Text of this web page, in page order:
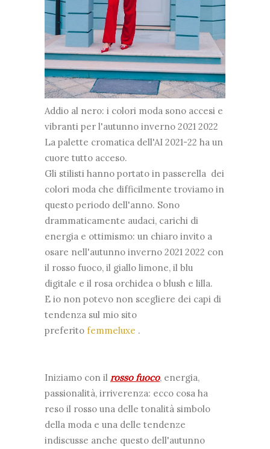
Addio al nero: i colori moda sono accesi e
vibranti per l'autunno inverno 2021 2022
La palette cromatica dell'AI 2021-22 ha un
cuore tutto acceso.
Gli stilisti hanno portato in passerella dei
colori moda che difficilmente troviamo in
questo periodo dell'anno. Sono
drammaticamente audaci, carichi di
energia e ottimismo: un chiaro invito a
osare nell'autunno inverno 2021 2022 con
il rosso fuoco, il giallo limone, il blu
digitale e il rosa orchidea o blush e lilla.
E io non potevo non scegliere dei capi di
tendenza sul mio sito
preferito femmeluxe .
Iniziamo con il rosso fuoco, energia,
passionalità, irriverenza: ecco cosa ha
reso il rosso una delle tonalità simbolo
della moda e una delle tendenze
indiscusse anche questo dell'autunno